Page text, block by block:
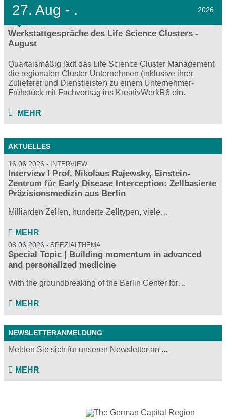
27. Aug - . 2026
Werkstattgespräche des Life Science Clusters -
August
Quartalsmäßig lädt das Life Science Cluster Management
die regionalen Cluster-Unternehmen (inklusive ihrer
Zulieferer und Dienstleister) zu einem Unternehmer-
Frühstück mit Fachvortrag ins KreativWerkR6 ein.
MEHR
AKTUELLES
16.06.2026 INTERVIEW
Interview I Prof. Nikolaus Rajewsky, Einstein-
Zentrum für Early Disease Interception: Zellbasierte
Präzisionsmedizin aus Berlin
Milliarden Zellen, hunderte Zelltypen, viele…
MEHR
08.06.2026 SPEZIALTHEMA
Special Topic | Building momentum in advanced
and personalized medicine
With the groundbreaking of the Berlin Center for…
MEHR
NEWSLETTERANMELDUNG
Melden Sie sich für unseren Newsletter an ...
MEHR